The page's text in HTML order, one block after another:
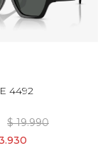
4492
$ 19.990